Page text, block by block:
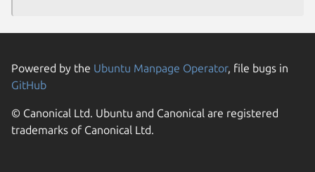
Powered by the Ubuntu Manpage Operator, file bugs in
GitHub
© Canonical Ltd. Ubuntu and Canonical are registered
trademarks of Canonical Ltd.